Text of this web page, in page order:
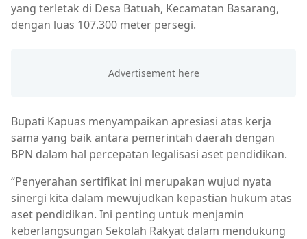
yang terletak di Desa Batuah, Kecamatan Basarang,
dengan luas 107.300 meter persegi.
Bupati Kapuas menyampaikan apresiasi atas kerja
sama yang baik antara pemerintah daerah dengan
BPN dalam hal percepatan legalisasi aset pendidikan.
“Penyerahan sertifikat ini merupakan wujud nyata
sinergi kita dalam mewujudkan kepastian hukum atas
aset pendidikan. Ini penting untuk menjamin
keberlangsungan Sekolah Rakyat dalam mendukung